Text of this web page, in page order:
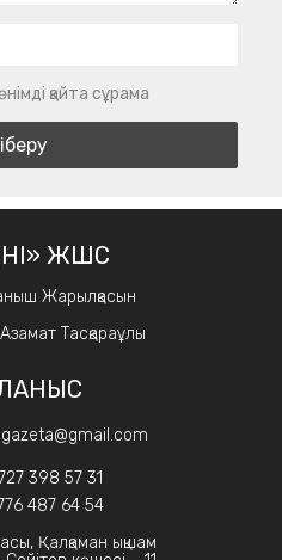
қайта сұрама
ҮНІ» ЖШС
Жарылқасын
Тасқараұлы
398 57 31
487 64 54
Қалқаман ықшам